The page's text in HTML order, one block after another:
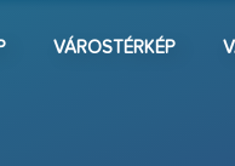
VÁROSTÉRKÉP